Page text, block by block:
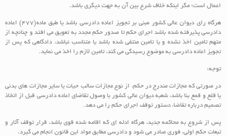
اعمال است؛ مگر اینکه خلاف شرع بین آن به جهت دیگری باشد.
هرگاه رای دیوان عالی کشور مبنی بر تجویز اعاده دادرسی باشد یا طبق ماده(۴۷۷) اعاده
دادرسی پذیرفته شده باشد اجرای حکم تا صدور حکم مجدد به تعویق می افتد و چنانچه از
متهم تامین اخذ نشده و یا تامین منتفی شده باشد یا متناسب نباشد، دادگاهی که پس از
تجویز اعاده دادرسی به موضوع رسیدگی می کند، تامین لازم را اخذ می نماید.
توجه:
در صورتی که مجازات مندرج در حکم، از نوع مجازات سالب حیات یا سایر مجازات های بدنی
یا قلع و قمع بنا باشد، شعبه دیوان عالی کشور با وصول تقاضای اعاده دادرسی قبل از اتخاذ
تصمیم درباره تقاضا، دستور توقف اجرای حکم را می دهد.
پس از شروع به محاکمه جدید، هرگاه ادله‏ ای که اقامه شده قوی باشد، قرار توقف آثار و
تبعات حکم اولی، فوری صادر می شود و دادرسی مطابق مواد این قانون انجام می‏ گیرد.